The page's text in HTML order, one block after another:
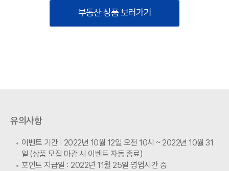
부동산 상품 보러가기
유의사항
이벤트 기간 : 2022년 10월 12일 오전 10시 ~ 2022년 10월 31
일 (상품 모집 마감 시 이벤트 자동 종료)
포인트 지급일 : 2022년 11월 25일 영업시간 중